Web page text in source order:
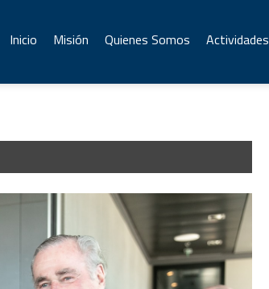
Inicio Misión Quienes Somos Actividades